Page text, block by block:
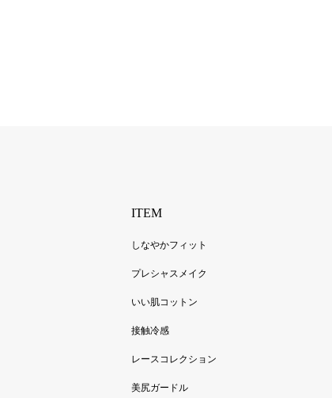
ITEM
しなやかフィット
プレシャスメイク
いい肌コットン
接触冷感
レースコレクション
美尻ガードル